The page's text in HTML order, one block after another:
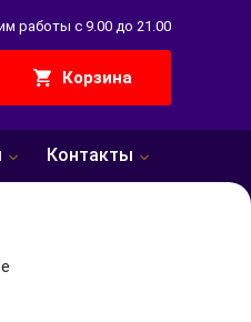
работы с 9.00 до 21.00
Корзина
Контакты